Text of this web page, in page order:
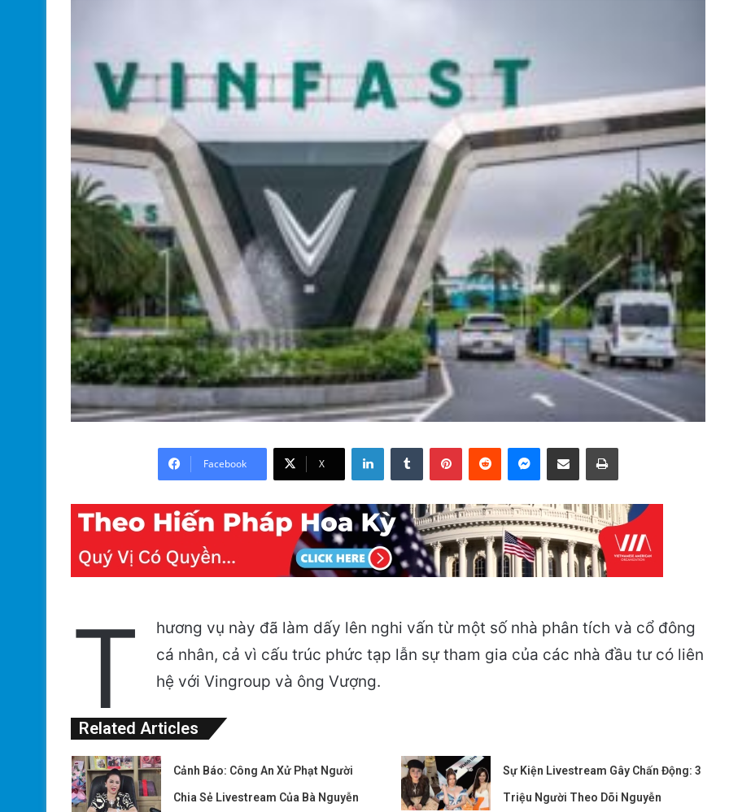
Facebook X
LinkedInTumblr PinterestReddit Messenger
Share via Email Print
T
hương vụ này đã làm dấy lên nghi vấn từ một số nhà phân tích và cổ đông
cá nhân, cả vì cấu trúc phức tạp lẫn sự tham gia của các nhà đầu tư có liên
hệ với Vingroup và ông Vượng.
Related Articles
Cảnh Báo: Công An Xử Phạt Người
Chia Sẻ Livestream Của Bà Nguyễn
Sự Kiện Livestream Gây Chấn Động: 3
Triệu Người Theo Dõi Nguyễn